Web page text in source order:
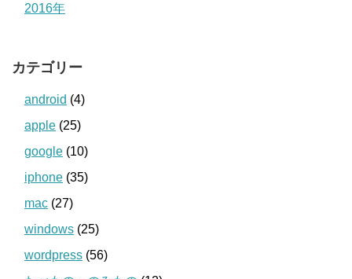
2016年
カテゴリー
android (4)
apple (25)
google (10)
iphone (35)
mac (27)
windows (25)
wordpress (56)